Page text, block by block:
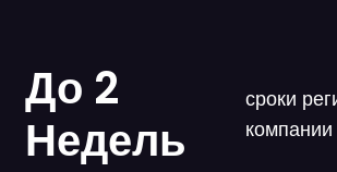
До 2
Недель
сроки
компании